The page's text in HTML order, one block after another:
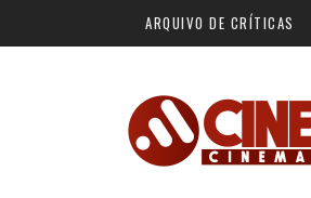
ARQUIVO DE CRÍTICAS